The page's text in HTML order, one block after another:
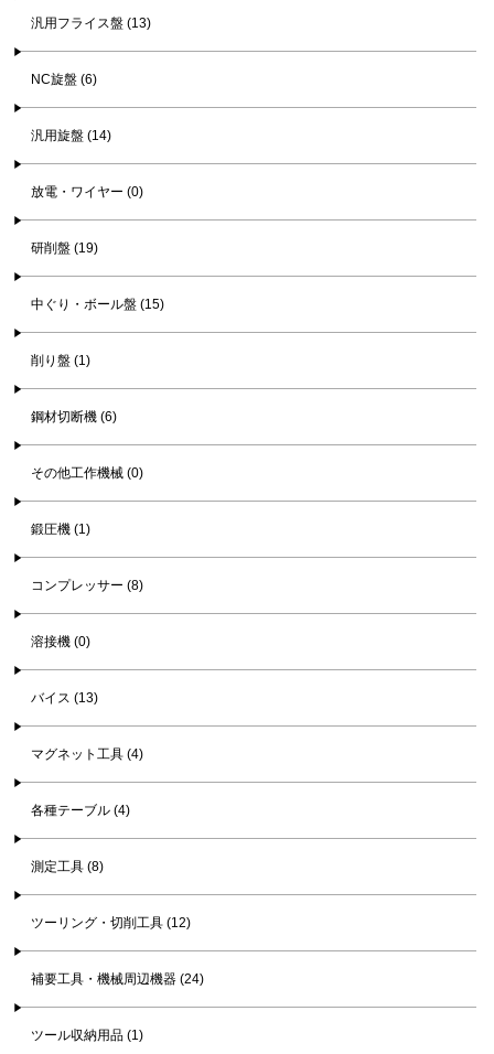
汎用フライス盤 (13)
NC旋盤 (6)
汎用旋盤 (14)
放電・ワイヤー (0)
研削盤 (19)
中ぐり・ボール盤 (15)
削り盤 (1)
鋼材切断機 (6)
その他工作機械 (0)
鍛圧機 (1)
コンプレッサー (8)
溶接機 (0)
バイス (13)
マグネット工具 (4)
各種テーブル (4)
測定工具 (8)
ツーリング・切削工具 (12)
補要工具・機械周辺機器 (24)
ツール収納用品 (1)